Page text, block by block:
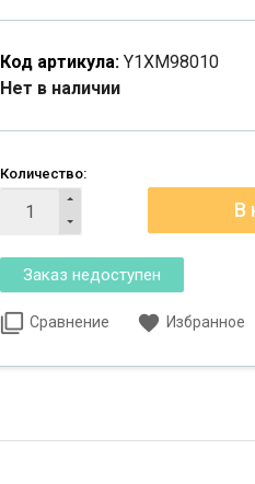
Код артикула: Y1XM98010
Нет в наличии
Количество:
Сравнение Избранное